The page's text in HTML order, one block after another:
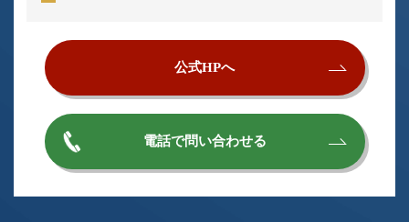
公式HPへ
電話で問い合わせる